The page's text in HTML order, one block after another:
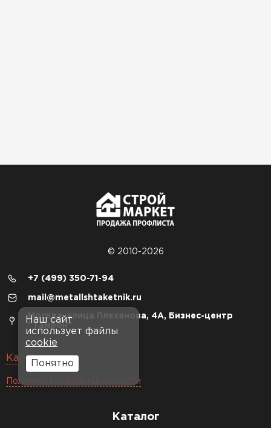
© 2010-2026
+7 (499) 350-71-94
mail@metallshtaketnik.ru
Москва, улица Плеханова, 4А, Бизнес-центр
Карта сайта
Политика конфиденциальности
Каталог
Наш сайт
использует файлы
cookie
Понятно